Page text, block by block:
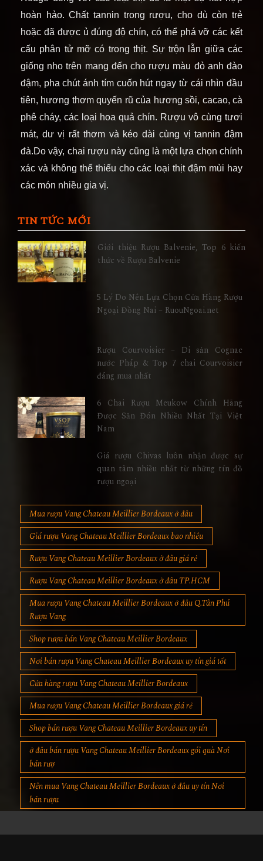
hoàn hảo. Chất tannin trong rượu, cho dù còn trẻ
hoặc đã được ủ đúng độ chín, có thể phá vỡ các kết
cấu phân tử mỡ có trong thịt. Sự trộn lẫn giữa các
giống nho trên mang đến cho rượu màu đỏ anh đào
đậm, pha chút ánh tím cuốn hút ngay từ cái nhìn đầu
tiên, hương thơm quyến rũ của hương sồi, cacao, cà
phê cháy, các loại hoa quả chín. Rượu vô cùng tươi
mát, dư vị rất thơm và kéo dài cùng vị tannin đậm
đà.Do vậy, chai rượu này cũng là một lựa chọn chính
xác và không thể thiếu cho các loại thịt đậm mùi hay
các món nhiều gia vị.
TIN TỨC MỚI
Giới thiệu Rượu Balvenie, Top 6 kiến
thức về Rượu Balvenie
5 Lý Do Nên Lựa Chọn Cửa Hàng Rượu
Ngoại Đồng Nai – RuouNgoai.net
Rượu Courvoisier – Di sản Cognac
nước Pháp & Top 7 chai Courvoisier
đáng mua nhất
6 Chai Rượu Meukow Chính Hãng
Được Săn Đón Nhiều Nhất Tại Việt
Nam
Giá rượu Chivas luôn nhận được sự
quan tâm nhiều nhất từ những tín đồ
rượu ngoại
Mua rượu Vang Chateau Meillier Bordeaux ở đâu
Giá rượu Vang Chateau Meillier Bordeaux bao nhiêu
Rượu Vang Chateau Meillier Bordeaux ở đâu giá rẻ
Rượu Vang Chateau Meillier Bordeaux ở đâu TP.HCM
Mua rượu Vang Chateau Meillier Bordeaux ở đâu Q.Tân Phú
Rượu Vang
Shop rượu bán Vang Chateau Meillier Bordeaux
Nơi bán rượu Vang Chateau Meillier Bordeaux uy tín giá tốt
Cửa hàng rượu Vang Chateau Meillier Bordeaux
Mua rượu Vang Chateau Meillier Bordeaux giá rẻ
Shop bán rượu Vang Chateau Meillier Bordeaux uy tín
ở đâu bán rượu Vang Chateau Meillier Bordeaux gói quà Nơi
bán rượ
Nên mua Vang Chateau Meillier Bordeaux ở đâu uy tín Nơi
bán rượu